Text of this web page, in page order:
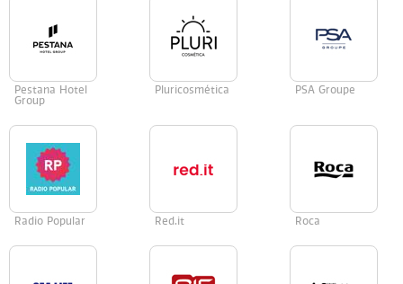
Pestana Hotel
Group
Pluricosmética PSA Groupe
Radio Popular Red.it Roca